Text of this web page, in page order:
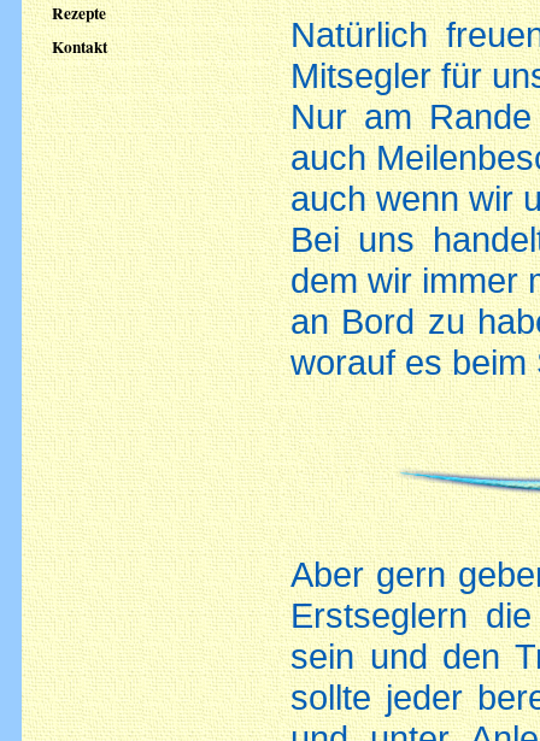
Rezepte
Kontakt
Natürlich
Mitsegler für
Nur am
auch
auch wenn wir
Bei uns
dem wir immer
an Bord zu
worauf es beim
Aber gern
Erstseglern
sein und den
sollte jeder